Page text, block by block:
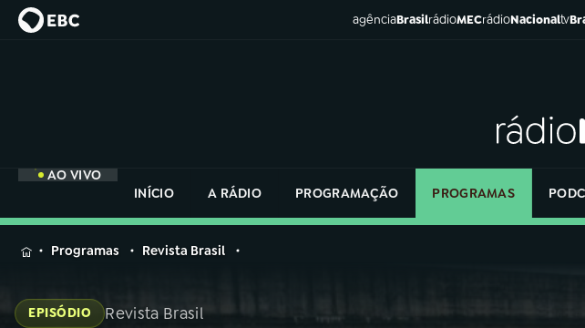
agênciaBrasilrádioMECrádioNacionaltv
AO VIVO
INÍCIO
A RÁDIO PROGRAMAÇÃO PROGRAMAS
MENU
na
Rádio
Programas Revista Brasil
EPISÓDIO Revista Brasil